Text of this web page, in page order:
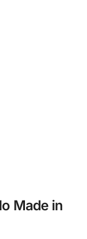
Made in